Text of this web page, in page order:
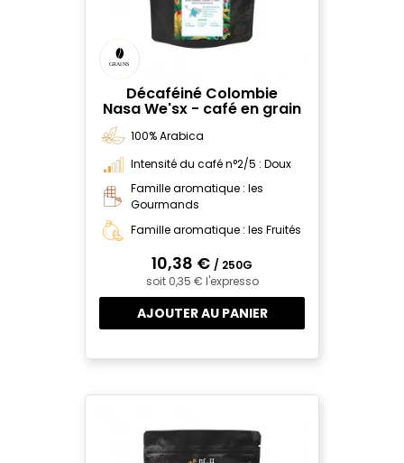
Décaféiné Colombie
Nasa We'sx - café en grain
100% Arabica
Intensité du café n°2/5 : Doux
Famille aromatique : les
Gourmands
Famille aromatique : les Fruités
10,38 € / 250G
soit 0,35 € l'expresso
AJOUTER AU PANIER